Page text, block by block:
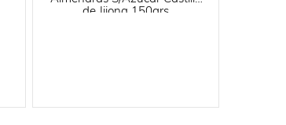
de Jijona 150grs